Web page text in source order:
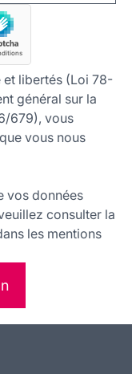
libertés (Loi 78-
général sur la
679), vous
vous nous
vos données
consulter la
les mentions